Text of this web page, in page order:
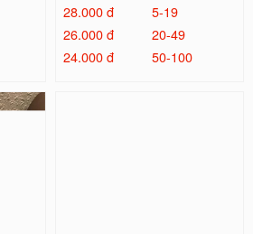
28.000 đ
5-19
26.000 đ
20-49
24.000 đ
50-100